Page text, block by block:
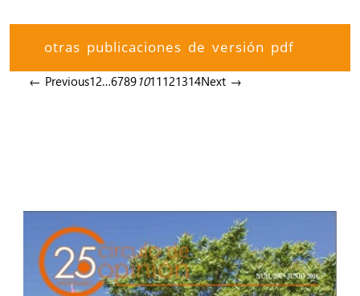
otras publicaciones de versión pdf
← Previous12…67891011121314Next →